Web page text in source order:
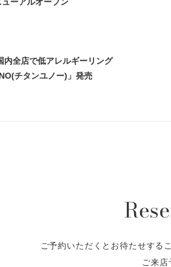
内全店で低アレルギーリング
チタンユノー)」発売
ご予約いただくとお待たせする
ご来店